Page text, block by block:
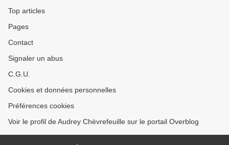
Top articles
Pages
Contact
Signaler un abus
C.G.U.
Cookies et données personnelles
Préférences cookies
Voir le profil de Audrey Chèvrefeuille sur le portail Overblog